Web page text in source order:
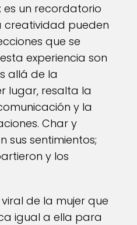
un recordatorio
creatividad pueden
que se
experiencia son
allá de la
lugar, resalta la
y la
Char y
sus sentimientos;
y los
de la mujer que
igual a ella para